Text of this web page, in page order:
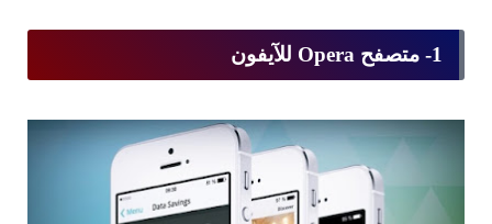
1- متصفح Opera للآيفون